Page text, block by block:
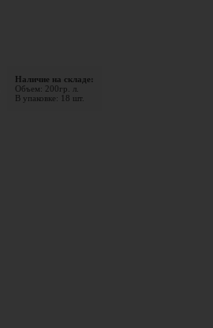
Наличие на складе:
Объем: 200гр. л.
В упаковке: 18 шт.